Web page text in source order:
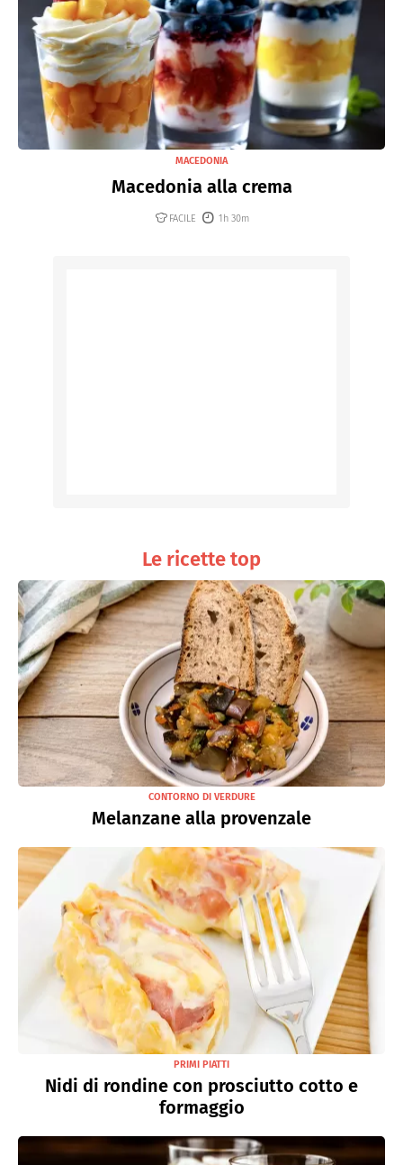
MACEDONIA
Macedonia alla crema
FACILE 1h 30m
Le ricette top
CONTORNO DI VERDURE
Melanzane alla provenzale
PRIMI PIATTI
Nidi di rondine con prosciutto cotto e
formaggio